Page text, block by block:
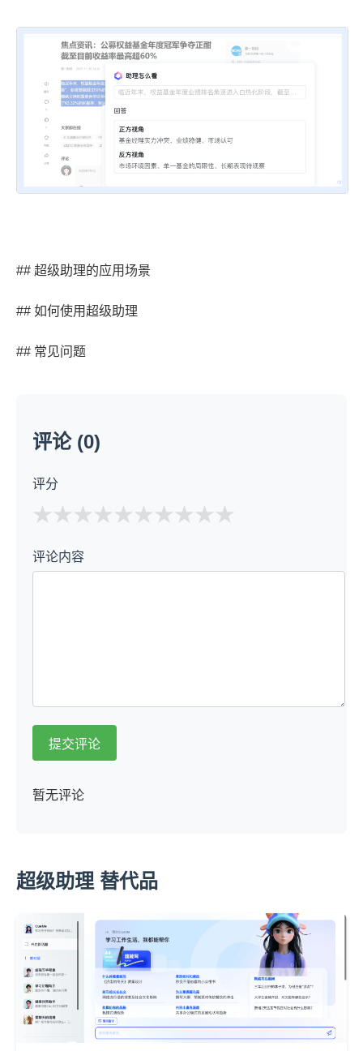
## 超级助理的应用场景
## 如何使用超级助理
## 常见问题
评论 (0)
评分
★ ★ ★ ★ ★
评论内容
提交评论
暂无评论
超级助理 替代品